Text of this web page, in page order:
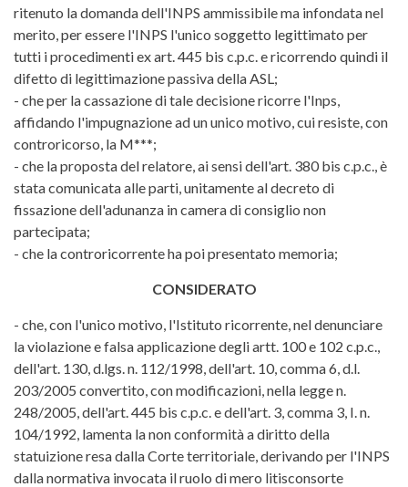
ritenuto la domanda dell'INPS ammissibile ma infondata nel
merito, per essere l'INPS l'unico soggetto legittimato per
tutti i procedimenti ex art. 445 bis c.p.c. e ricorrendo quindi il
difetto di legittimazione passiva della ASL;
- che per la cassazione di tale decisione ricorre l'Inps,
affidando l'impugnazione ad un unico motivo, cui resiste, con
controricorso, la M***;
- che la proposta del relatore, ai sensi dell'art. 380 bis c.p.c., è
stata comunicata alle parti, unitamente al decreto di
fissazione dell'adunanza in camera di consiglio non
partecipata;
- che la controricorrente ha poi presentato memoria;
CONSIDERATO
- che, con l'unico motivo, l'Istituto ricorrente, nel denunciare
la violazione e falsa applicazione degli artt. 100 e 102 c.p.c.,
dell'art. 130, d.lgs. n. 112/1998, dell'art. 10, comma 6, d.l.
203/2005 convertito, con modificazioni, nella legge n.
248/2005, dell'art. 445 bis c.p.c. e dell'art. 3, comma 3, I. n.
104/1992, lamenta la non conformità a diritto della
statuizione resa dalla Corte territoriale, derivando per l'INPS
dalla normativa invocata il ruolo di mero litisconsorte